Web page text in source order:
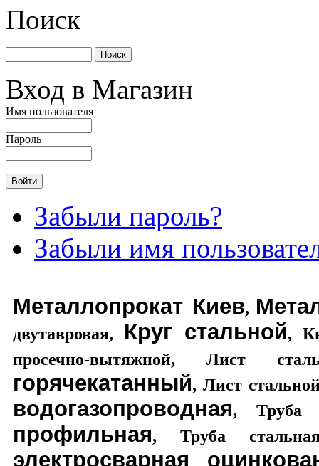
Поиск
Вход в Магазин
Имя пользователя
Пароль
Забыли пароль?
Забыли имя
Металлопрокат Киев,
двутавровая, Круг стальной,
просечно-вытяжной, Лист
горячекатанный, Лист
водогазопроводная, Труба
профильная, Труба
электросварная